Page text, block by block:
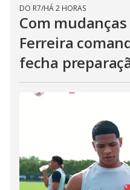
DO R7/HÁ 2 HORAS
Com
Ferreira
fecha